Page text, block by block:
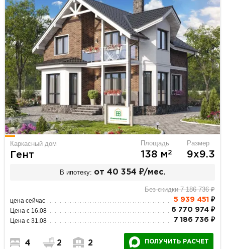
Каркасный дом
Гент
Площадь
138 м2
Размер
9х9.3
В ипотеку: от 40 354 ₽/мес.
Без скидки 7 186 736 ₽
цена сейчас 5 939 451 ₽
Цена с 16.08 6 770 974 ₽
Цена с 31.08 7 186 736 ₽
4 2 2 ПОЛУЧИТЬ РАСЧЕТ